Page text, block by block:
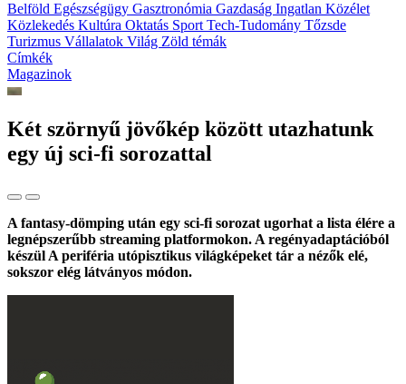
Belföld Egészségügy Gasztronómia Gazdaság Ingatlan Közélet
Közlekedés Kultúra Oktatás Sport Tech-Tudomány Tőzsde
Turizmus Vállalatok Világ Zöld témák
Címkék
Magazinok
Két szörnyű jövőkép között utazhatunk
egy új sci-fi sorozattal
A fantasy-dömping után egy sci-fi sorozat ugorhat a lista élére a
legnépszerűbb streaming platformokon. A regényadaptációból
készül A periféria utópisztikus világképeket tár a nézők elé,
sokszor elég látványos módon.